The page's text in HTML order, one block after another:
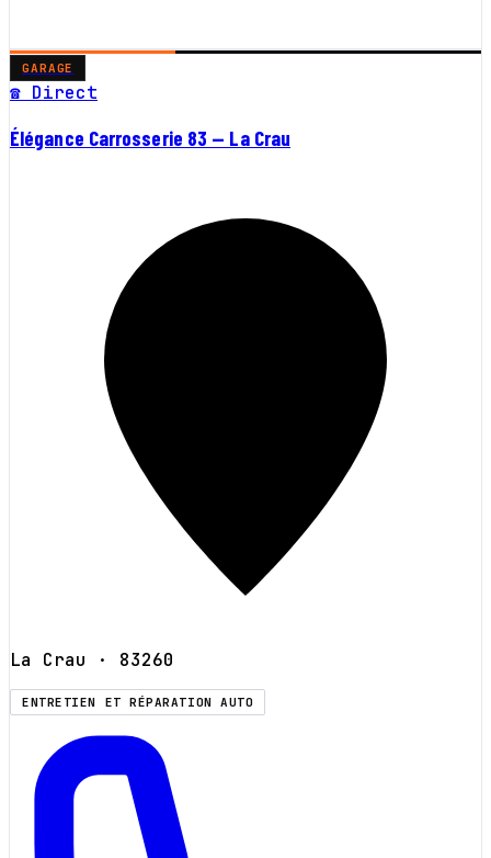
GARAGE
☎ Direct
Élégance Carrosserie 83 — La Crau
La Crau · 83260
ENTRETIEN ET RÉPARATION AUTO